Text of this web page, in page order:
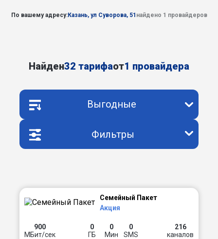
По вашему адресу:Казань, ул Суворова, 51 найдено 1 провайдеров
Найден32 тарифаот1 провайдера
Выгодные
Фильтры
Семейный Пакет
Акция
900
МБит/сек
0
ГБ
0
Мин
0
SMS
216
каналов